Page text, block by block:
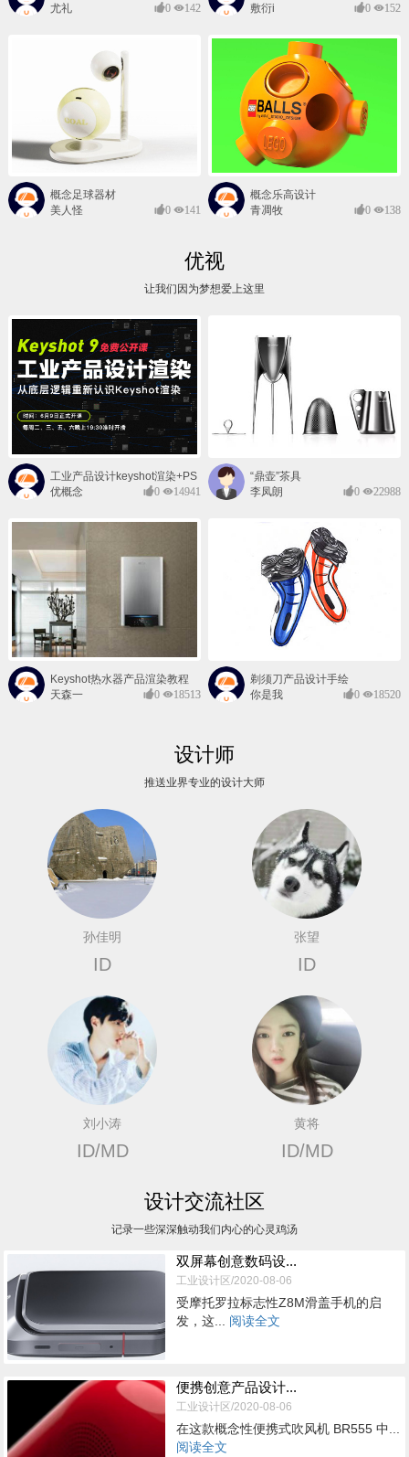
尤礼
0 142
敷衍i
0 152
概念足球器材
美人怪
0 141
概念乐高设计
青凋牧
0 138
优视
让我们因为梦想爱上这里
工业产品设计keyshot渲染+PS
后期班
优概念 0 14941
“鼎壶”茶具
李凤朗
0 22988
Keyshot热水器产品渲染教程
天森一
0 18513
剃须刀产品设计手绘
你是我
0 18520
设计师
推送业界专业的设计大师
孙佳明
ID
张望
ID
刘小涛
ID/MD
黄将
ID/MD
设计交流社区
记录一些深深触动我们内心的心灵鸡汤
双屏幕创意数码设...
工业设计区/2020-08-06
受摩托罗拉标志性Z8M滑盖手机的启
发，这... 阅读全文
便携创意产品设计...
工业设计区/2020-08-06
在这款概念性便携式吹风机 BR555 中...
阅读全文